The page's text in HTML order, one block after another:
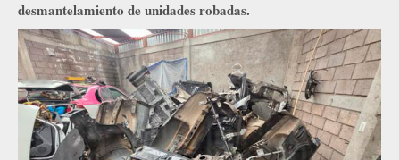
desmantelamiento de unidades robadas.